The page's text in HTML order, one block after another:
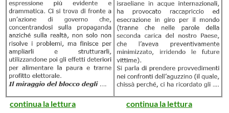
continua la lettura continua la lettura